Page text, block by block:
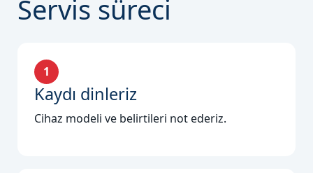
Servis süreci
1
Kaydı dinleriz
Cihaz modeli ve belirtileri not ederiz.